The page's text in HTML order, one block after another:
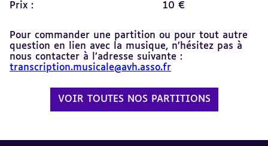
Prix :
10 €
Pour commander une partition ou pour tout autre
question en lien avec la musique, n’hésitez pas à
nous contacter à l’adresse suivante :
transcription.musicale@avh.asso.fr
VOIR TOUTES NOS PARTITIONS